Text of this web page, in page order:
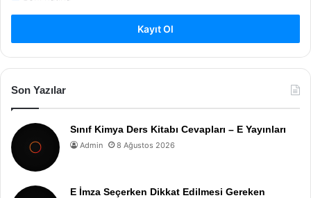
Kayıt Ol
Son Yazılar
Sınıf Kimya Ders Kitabı Cevapları – E Yayınları
Admin 8 Ağustos 2026
E İmza Seçerken Dikkat Edilmesi Gereken